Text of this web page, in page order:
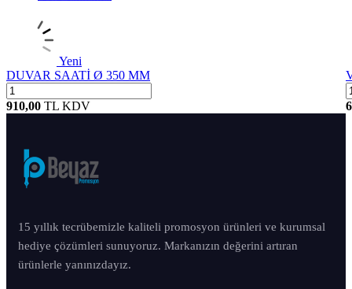
Yeni
DUVAR SAATİ Ø 350 MM
910,00 TL KDV
15 yıllık tecrübemizle kaliteli promosyon ürünleri ve kurumsal
hediye çözümleri sunuyoruz. Markanızın değerini artıran
ürünlerle yanınızdayız.